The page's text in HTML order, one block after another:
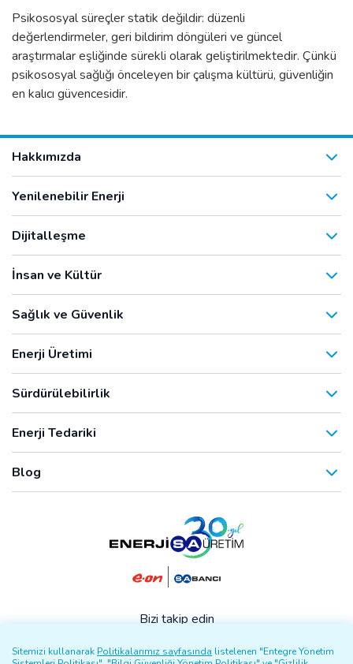
Psikososyal süreçler statik değildir: düzenli
değerlendirmeler, geri bildirim döngüleri ve güncel
araştırmalar eşliğinde sürekli olarak geliştirilmektedir. Çünkü
psikososyal sağlığı önceleyen bir çalışma kültürü, güvenliğin
en kalıcı güvencesidir.
Bizi takip edin
Hakkımızda
Yenilenebilir Enerji
Dijitalleşme
İnsan ve Kültür
Sağlık ve Güvenlik
Enerji Üretimi
Sürdürülebilirlik
Enerji Tedariki
Blog
Sitemizi kullanarak Politikalarımız sayfasında listelenen "Entegre Yönetim